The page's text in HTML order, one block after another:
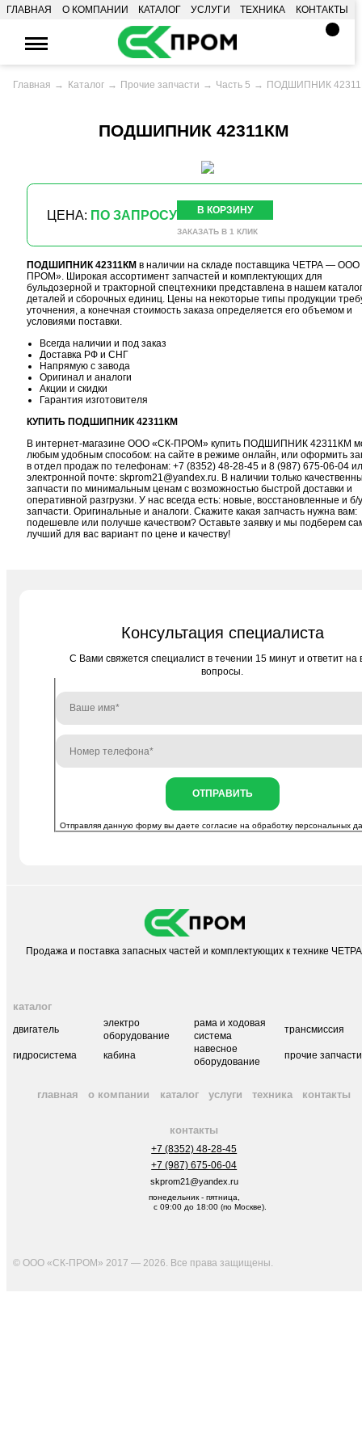
ГЛАВНАЯ О КОМПАНИИ КАТАЛОГ УСЛУГИ ТЕХНИКА КОНТАКТЫ
Главная Каталог Прочие запчасти Часть 5 ПОДШИПНИК
ПОДШИПНИК 42311КМ
ЦЕНА: ПО ЗАПРОСУ В КОРЗИНУ
ЗАКАЗАТЬ В 1 КЛИК
ПОДШИПНИК 42311КМ в наличии на складе поставщика ЧЕТРА —
ПРОМ». Широкая ассортимент запчастей и комплектующих для
бульдозерной и тракторной спецтехники представлена в нашем
деталей и сборочных единиц. Цены на некоторые типы продукции
уточнения, а конечная стоимость заказа определяется его объемом и
условиями поставки.
Всегда наличии и под заказ
Доставка РФ и СНГ
Напрямую с завода
Оригинал и аналоги
Акции и скидки
Гарантия изготовителя
КУПИТЬ ПОДШИПНИК 42311КМ
В интернет-магазине ООО «СК-ПРОМ» купить ПОДШИПНИК 42311КМ
любым удобным способом: на сайте в режиме онлайн, или оформить
в отдел продаж по телефонам: +7 (8352) 48-28-45и 8 (987) 675-06-04
электронной почте: skprom21@yandex.ru. В наличии только
запчасти по минимальным ценам с возможностью быстрой доставки и
оперативной разгрузки. У нас всегда есть: новые, восстановленные и б/у
запчасти. Оригинальные и аналоги. Скажите какая запчасть нужна вам:
подешевле или получше качеством? Оставьте заявку и мы подберем
лучший для вас вариант по цене и качеству!
Консультация специалиста
C Вами свяжется специалист в течении 15 минут и ответит на
вопросы.
ОТПРАВИТЬ
Отправляя данную форму вы даете согласие наобработку персональных
Продажа и поставка запасных частей и комплектующих к технике ЧЕТРА
каталог
двигатель
электро
оборудование
рама и ходовая
система
трансмиссия
гидросистема кабина
навесное
оборудование
прочие запчасти
главная о компании каталог услуги техника контакты
контакты
+7 (8352) 48-28-45
+7 (987) 675-06-04
skprom21@yandex.ru
понедельник - пятница,
с 09:00 до 18:00 (по Москве).
© ООО «СК-ПРОМ» 2017 — 2026. Все права защищены